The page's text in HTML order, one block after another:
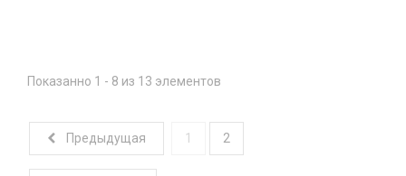
Показанно 1 - 8 из 13 элементов
Предыдущая 1 2